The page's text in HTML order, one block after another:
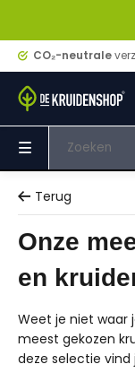
CO₂-neutrale
Terug
Onze
en
Weet je niet waar
meest gekozen
deze selectie